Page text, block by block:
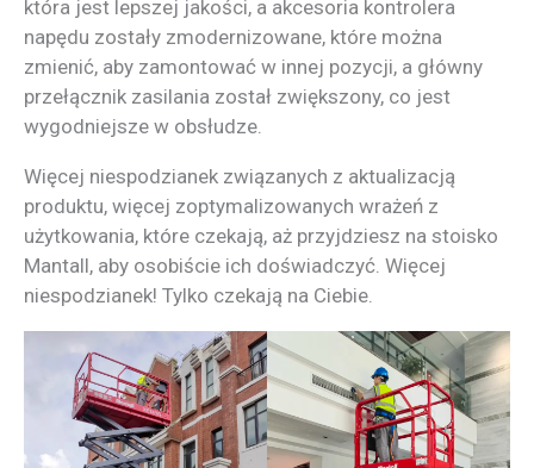
która jest lepszej jakości, a akcesoria kontrolera
napędu zostały zmodernizowane, które można
zmienić, aby zamontować w innej pozycji, a główny
przełącznik zasilania został zwiększony, co jest
wygodniejsze w obsłudze.
Więcej niespodzianek związanych z aktualizacją
produktu, więcej zoptymalizowanych wrażeń z
użytkowania, które czekają, aż przyjdziesz na stoisko
Mantall, aby osobiście ich doświadczyć. Więcej
niespodzianek! Tylko czekają na Ciebie.